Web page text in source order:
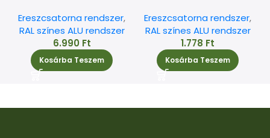
Ereszcsatorna rendszer,
RAL színes ALU rendszer
6.990 Ft
Kosárba Teszem
Ereszcsatorna rendszer,
RAL színes ALU rendszer
1.778 Ft
Kosárba Teszem